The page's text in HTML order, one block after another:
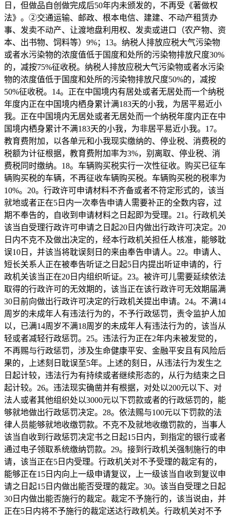
日，但做品自创做完成后50年内未颁发的，不再受《著做权
法》。②交通运输、邮政、根本电信、建建、不动产租赁办
事、发卖不动产、让渡地盘利用权、发卖或进口（农产物、资
本、出书物、饲料等）9%；13。纳税人排放应税大气污染物
或者水污染物的浓度值低于国度和处所的污染物排放尺度30%
的，减按75%征收税。纳税人排放应税大气污染物或者水污染
物的浓度值低于国度和处所的污染物排放尺度50%的，减按
50%征收税。14。正在中国境内有居处或者无居处而一个纳税
年度内正在中国境内栖身累计满183天的小我，为居平易近小
我。正在中国境内无居处或者无居处而一个纳税年度内正在中
国境内栖身累计不满183天的小我，为非居平易近小我。17。
教育费附加，以各单元和小我现实缴纳的、停业税、消费税的
税额为计征根据，教育费附加率为3%，别离取、停业税、消
费税同时缴纳。18。车辆购买税实行一次性征收。购买已征车
辆购买税的车辆，不再征收车辆购买税。车辆购买税的税率为
10%。20。行政许可申请材料不齐备或者不符定形式的，该当
就地或者正在5日内一次奉告申请人需要补正的全数内容，过
期不奉告的，自收到申请材料之日起即为受理。21。行政机关
该当自受理行政许可申请之日起20日内做出行政许可决定。20
日内不克不及做出决定的，经本行政机关担任人核准，能够耽
误10日，并该当将耽误刻日的来由奉告申请人。22。申请人、
短长关系人正在被奉告听证之日起5日内提出听证申请的，行
政机关该当正在20日内组织听证。23。被许可儿需要延续依法
取得的行政许可的无效期的，该当正在该行政许可无效期届满
30日前向做出行政许可决定的行政机关提出申请。24。不满14
周岁的未成年人有违法行为的，不予行政惩罚，责令监护人加
以，已满14周岁不满18周岁的未成年人有违法行为的，该当从
轻或者减轻行政惩罚。25。违法行为正在2年内未被发觉的，
不再赐与行政惩罚，涉及生命健康平安、金融平安且有风险后
果的，上述刻日耽误至5年。上述的刻日，从违法行为发生之
日起计较，违法行为有持续或者继续形态的，从行为结束之日
起计较。26。违法现实确凿并有根据，对处以200元以下、对
法人或者其他组织处以3000元以下罚款或者的行政惩罚的，能
够就地做出行政惩罚决定。28。依法赐与100元以下罚款的法
律人员能够就地收缴罚款。不克不及就地收缴罚款的，当事人
该当自收到行政惩罚决定书之日起15日内，到指定的银行或者
通过电子领取系统缴纳罚款。29。接到行政机关强制施行的申
请，该当正在5日内受理。行政机关对不予受理的裁定有的，
能够正在15日内向上一级申请复议，上一级该当自收到复议申
请之日起15日内做出能否受理的裁定。30。该当自受理之日起
30日内做出能否施行的裁定。裁定不予施行的，该当说由，并
正在5日内将不予施行的裁定送达行政机关。行政机关对不予